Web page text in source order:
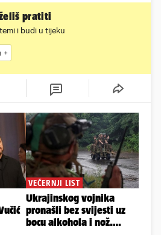
pratiti
i budi u tijeku